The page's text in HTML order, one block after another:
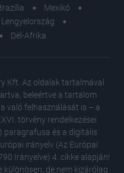
Mexikó
Lengyelország
Dél-Afrika
Kft. Az oldalak tartalmával
beleértve a tartalom
való felhasználását is – a
törvény rendelkezései
paragrafusa és a digitális
irányelv (Az Európai
Irányelve) 4. cikke alapján!
különösen, de nem kizárólag